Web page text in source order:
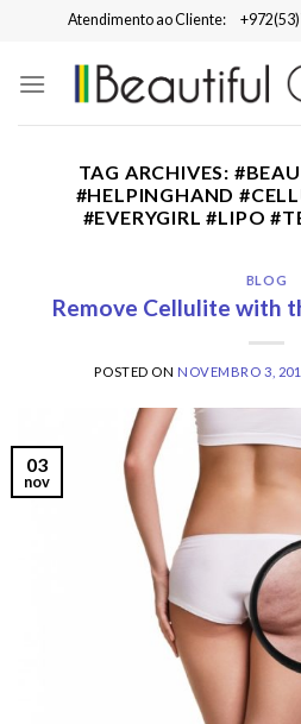
content
Atendimento ao Cliente:
TAG ARCHIVES:
#HELPINGHAND
#EVERYGIRL #LIPO
BLOG
Remove Cellulite with
POSTED ON NOVEMBRO 3,
03
nov